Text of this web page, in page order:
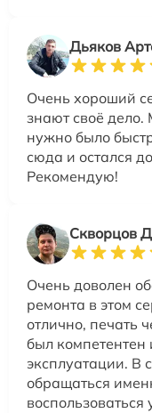
Дьяков
Очень хороший
знают своё дело.
нужно было
сюда и остался
Рекомендую!
Скворцов
Очень доволен
ремонта в этом
отлично, печать
был
эксплуатации. В
обращаться
воспользоваться